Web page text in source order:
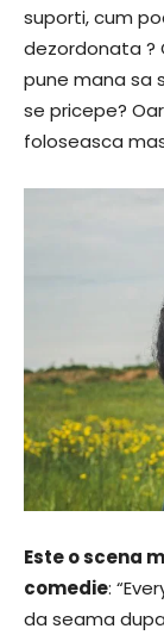
suporti, cum
dezordonata ?
pune mana sa
se pricepe?
foloseasca
Este o scena
comedie:
da seama